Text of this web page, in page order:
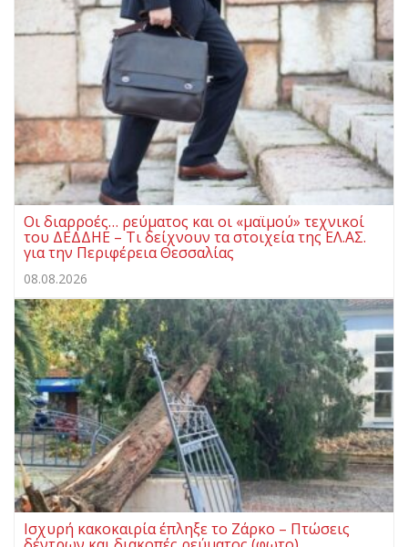
Οι διαρροές… ρεύματος και οι «μαϊμού» τεχνικοί
του ΔΕΔΔΗΕ – Τι δείχνουν τα στοιχεία της ΕΛ.ΑΣ.
για την Περιφέρεια Θεσσαλίας
08.08.2026
Ισχυρή κακοκαιρία έπληξε το Ζάρκο – Πτώσεις